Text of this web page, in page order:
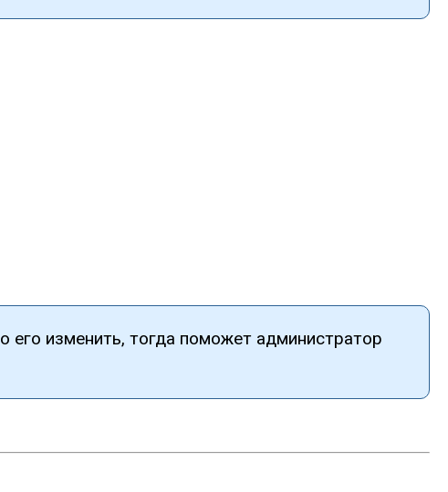
изменить, тогда поможет администратор